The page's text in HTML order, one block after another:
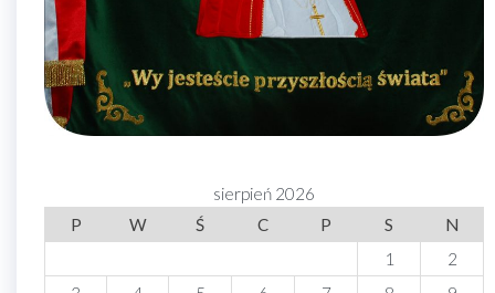
sierpień 2026
P
W Ś C P S
N
1
2